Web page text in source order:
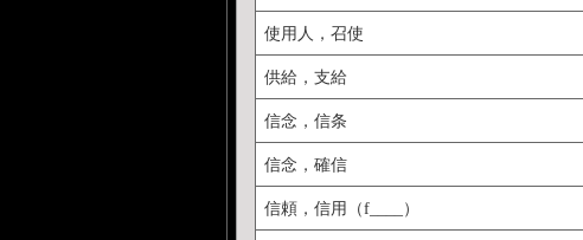
使用人，召使
供給，支給
信念，信条
信念，確信
信頼，信用（f____）